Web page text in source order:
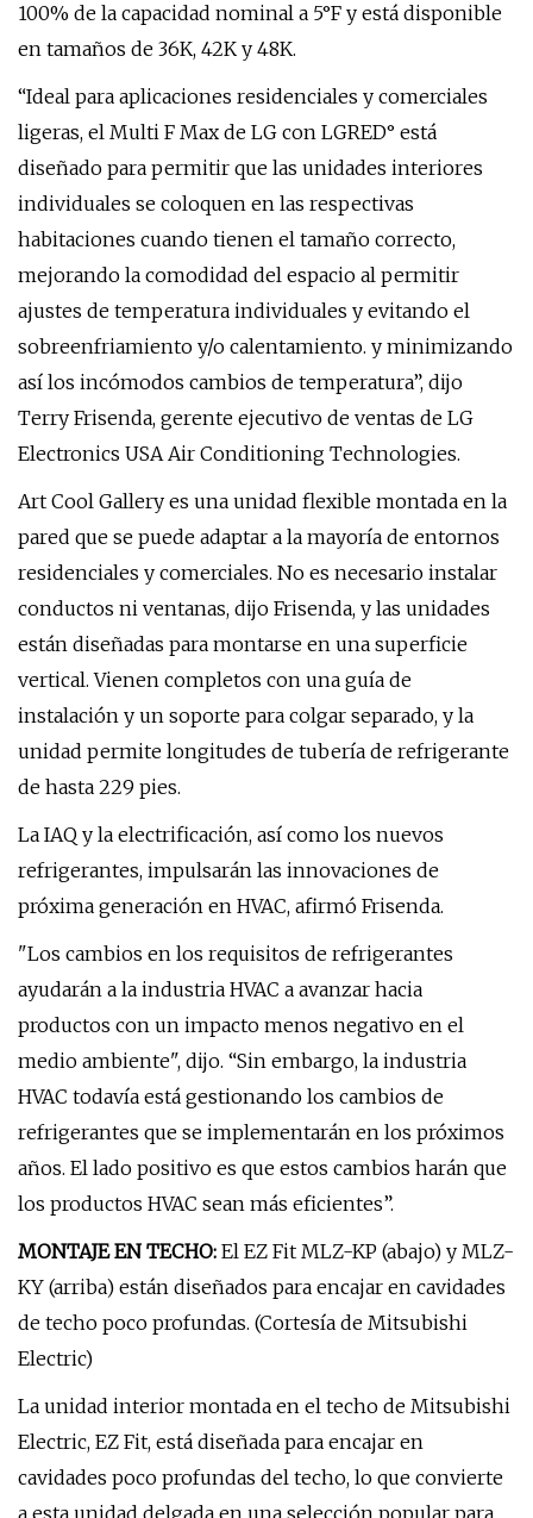
100% de la capacidad nominal a 5°F y está disponible
en tamaños de 36K, 42K y 48K.
“Ideal para aplicaciones residenciales y comerciales
ligeras, el Multi F Max de LG con LGRED° está
diseñado para permitir que las unidades interiores
individuales se coloquen en las respectivas
habitaciones cuando tienen el tamaño correcto,
mejorando la comodidad del espacio al permitir
ajustes de temperatura individuales y evitando el
sobreenfriamiento y/o calentamiento. y minimizando
así los incómodos cambios de temperatura”, dijo
Terry Frisenda, gerente ejecutivo de ventas de LG
Electronics USA Air Conditioning Technologies.
Art Cool Gallery es una unidad flexible montada en la
pared que se puede adaptar a la mayoría de entornos
residenciales y comerciales. No es necesario instalar
conductos ni ventanas, dijo Frisenda, y las unidades
están diseñadas para montarse en una superficie
vertical. Vienen completos con una guía de
instalación y un soporte para colgar separado, y la
unidad permite longitudes de tubería de refrigerante
de hasta 229 pies.
La IAQ y la electrificación, así como los nuevos
refrigerantes, impulsarán las innovaciones de
próxima generación en HVAC, afirmó Frisenda.
"Los cambios en los requisitos de refrigerantes
ayudarán a la industria HVAC a avanzar hacia
productos con un impacto menos negativo en el
medio ambiente", dijo. “Sin embargo, la industria
HVAC todavía está gestionando los cambios de
refrigerantes que se implementarán en los próximos
años. El lado positivo es que estos cambios harán que
los productos HVAC sean más eficientes”.
MONTAJE EN TECHO: El EZ Fit MLZ-KP (abajo) y MLZ-
KY (arriba) están diseñados para encajar en cavidades
de techo poco profundas. (Cortesía de Mitsubishi
Electric)
La unidad interior montada en el techo de Mitsubishi
Electric, EZ Fit, está diseñada para encajar en
cavidades poco profundas del techo, lo que convierte
a esta unidad delgada en una selección popular para